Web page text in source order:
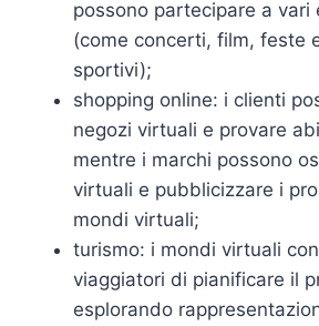
possono partecipare a vari
(come concerti, film, feste
sportivi);
shopping online: i clienti
negozi virtuali e provare
mentre i marchi possono
virtuali e pubblicizzare i
mondi virtuali;
turismo: i mondi virtuali
viaggiatori di pianificare il
esplorando